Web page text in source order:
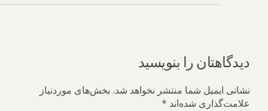
دیدگاهتان را بنویسید
نشانی ایمیل شما منتشر نخواهد شد. بخش‌های موردنیاز
علامت‌گذاری شده‌اند *